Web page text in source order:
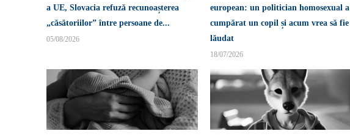
a UE, Slovacia refuză recunoașterea
„căsătoriilor” între persoane de...
05/08/2026
european: un politician homosexual a
cumpărat un copil și acum vrea să fie
lăudat
18/07/2026